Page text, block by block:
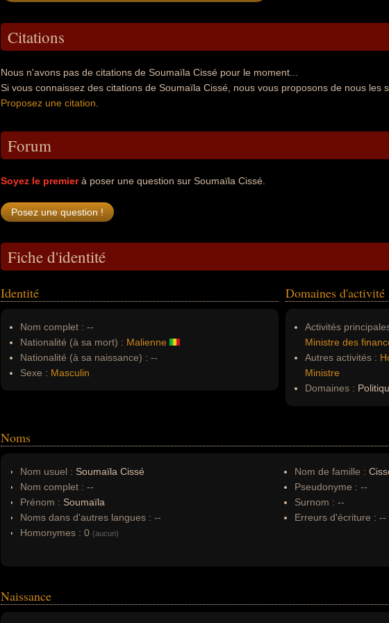
Citations
Nous n'avons pas de citations de Soumaïla Cissé pour le moment...
Si vous connaissez des citations de Soumaïla Cissé, nous vous proposons de nous les
Proposez une citation
Forum
Soyez le premierà poser une question sur Soumaïla Cissé.
Fiche d'identité
Identité
Nom complet : --
Nationalité (à sa mort) : Malienne
Nationalité (à sa naissance) : --
Sexe : Masculin
Domaines d'activité
Activités
Ministre des
Autres activités :
Ministre
Domaines :
Noms
Nom usuel : Soumaïla Cissé
Nom complet : --
Prénom : Soumaïla
Noms dans d'autres langues : --
Homonymes : 0 (aucun)
Nom de famille :
Pseudonyme : --
Surnom : --
Erreurs d'écriture : --
Naissance